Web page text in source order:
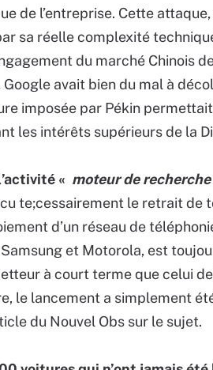
de l’entreprise. Cette
sa réelle complexité
du marché Chinois
Google avait bien du mal à
imposée par Pékin
les intérêts supérieurs de la
« moteur de recherche
te;cessairement le retrait de
d’un réseau de
Samsung et Motorola, est
à court terme que celui
le lancement a simplement
du Nouvel Obs sur le sujet.